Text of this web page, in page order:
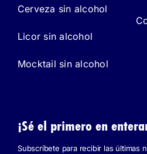
Cerveza sin alcohol
Licor sin alcohol
Mocktail sin alcohol
¡Sé el primero en
Subscríbete para recibir las últimas